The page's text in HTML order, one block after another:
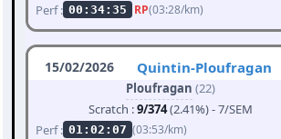
Perf : 00:34:35 RP(03:28/km)
15/02/2026 Quintin-Ploufragan
Ploufragan (22)
Scratch :9/374(2.41%) - 7/SEM
Perf : 01:02:07 (03:53/km)